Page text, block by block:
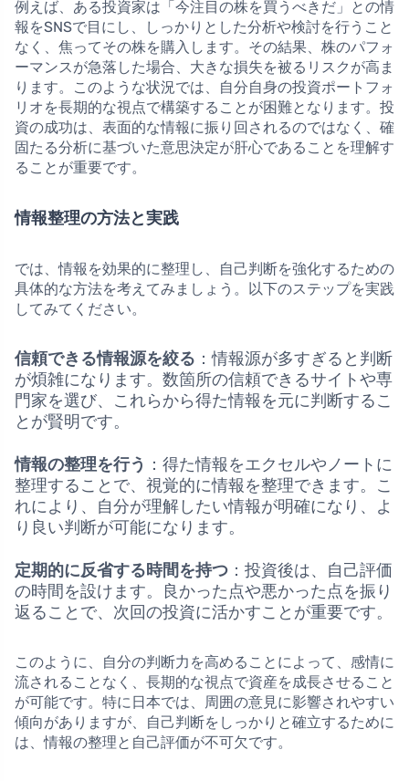
例えば、ある投資家は「今注目の株を買うべきだ」との情
報をSNSで目にし、しっかりとした分析や検討を行うこと
なく、焦ってその株を購入します。その結果、株のパフォ
ーマンスが急落した場合、大きな損失を被るリスクが高ま
ります。このような状況では、自分自身の投資ポートフォ
リオを長期的な視点で構築することが困難となります。投
資の成功は、表面的な情報に振り回されるのではなく、確
固たる分析に基づいた意思決定が肝心であることを理解す
ることが重要です。
情報整理の方法と実践
では、情報を効果的に整理し、自己判断を強化するための
具体的な方法を考えてみましょう。以下のステップを実践
してみてください。
信頼できる情報源を絞る ：情報源が多すぎると判断
が煩雑になります。数箇所の信頼できるサイトや専
門家を選び、これらから得た情報を元に判断するこ
とが賢明です。
情報の整理を行う ：得た情報をエクセルやノートに
整理することで、視覚的に情報を整理できます。こ
れにより、自分が理解したい情報が明確になり、よ
り良い判断が可能になります。
定期的に反省する時間を持つ ：投資後は、自己評価
の時間を設けます。良かった点や悪かった点を振り
返ることで、次回の投資に活かすことが重要です。
このように、自分の判断力を高めることによって、感情に
流されることなく、長期的な視点で資産を成長させること
が可能です。特に日本では、周囲の意見に影響されやすい
傾向がありますが、自己判断をしっかりと確立するために
は、情報の整理と自己評価が不可欠です。